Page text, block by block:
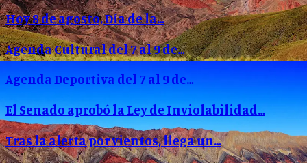
Hoy 8 de agosto, Día de la…
Agenda Cultural del 7 al 9 de…
Agenda Deportiva del 7 al 9 de…
El Senado aprobó la Ley de Inviolabilidad…
Tras la alerta por vientos, llega un…